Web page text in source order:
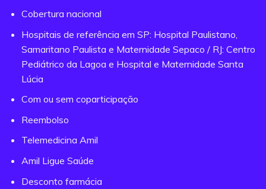
Cobertura nacional
Hospitais de referência em SP: Hospital Paulistano,
Samaritano Paulista e Maternidade Sepaco / RJ: Centro
Pediátrico da Lagoa e Hospital e Maternidade Santa
Lúcia
Com ou sem coparticipação
Reembolso
Telemedicina Amil
Amil Ligue Saúde
Desconto farmácia